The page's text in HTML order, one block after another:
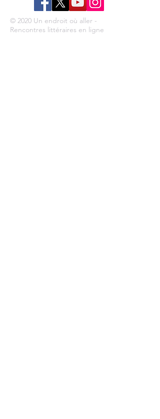
© 2020 Un endroit où aller -
Rencontres littéraires en ligne